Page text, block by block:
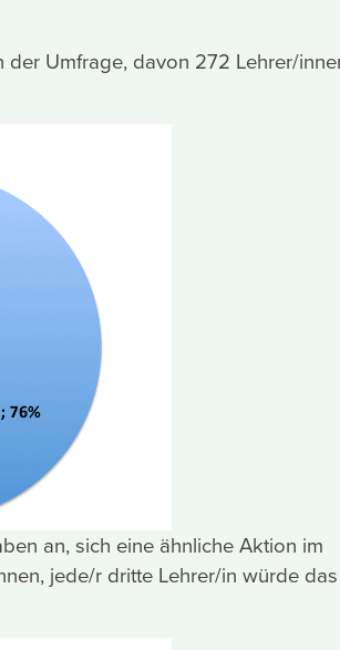
Umfrage, davon 272 Lehrer/
an, sich eine ähnliche Aktion im
jede/r dritte Lehrer/in würde